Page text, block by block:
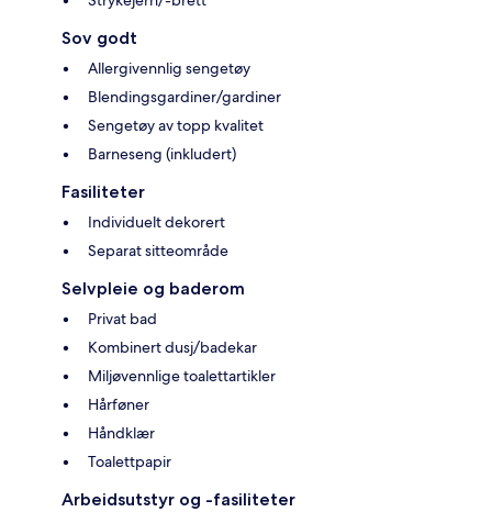
Sov godt
Allergivennlig sengetøy
Blendingsgardiner/gardiner
Sengetøy av topp kvalitet
Barneseng (inkludert)
Fasiliteter
Individuelt dekorert
Separat sitteområde
Selvpleie og baderom
Privat bad
Kombinert dusj/badekar
Miljøvennlige toalettartikler
Hårføner
Håndklær
Toalettpapir
Arbeidsutstyr og -fasiliteter